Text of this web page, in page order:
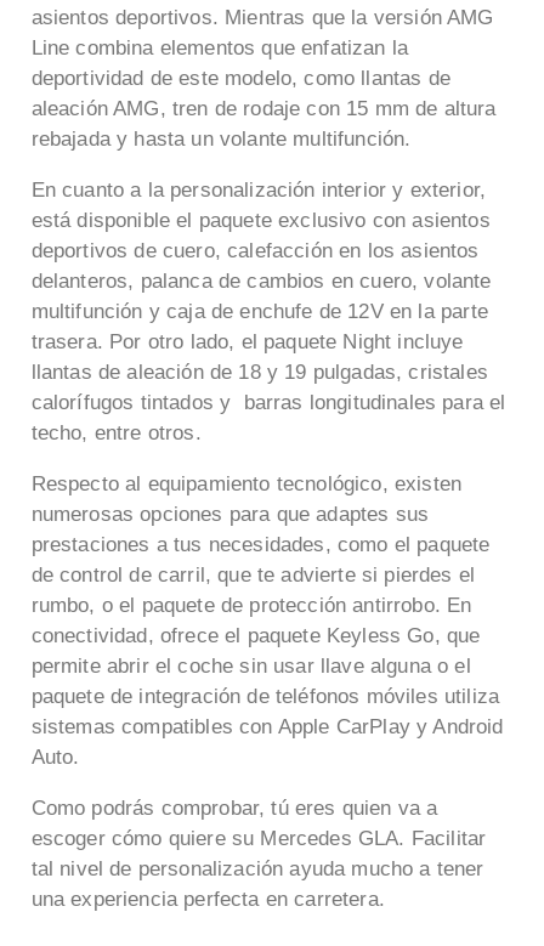
asientos deportivos. Mientras que la versión AMG
Line combina elementos que enfatizan la
deportividad de este modelo, como llantas de
aleación AMG, tren de rodaje con 15 mm de altura
rebajada y hasta un volante multifunción.
En cuanto a la personalización interior y exterior,
está disponible el paquete exclusivo con asientos
deportivos de cuero, calefacción en los asientos
delanteros, palanca de cambios en cuero, volante
multifunción ycaja de enchufe de 12V en la parte
trasera. Por otro lado, el paquete Night incluye
llantas de aleación de 18 y 19 pulgadas, cristales
calorífugos tintados y barras longitudinales para el
techo, entre otros.
Respecto al equipamiento tecnológico, existen
numerosas opciones para que adaptes sus
prestaciones a tus necesidades, como el paquete
de control de carril, que te advierte si pierdes el
rumbo, o el paquete de protección antirrobo. En
conectividad, ofrece el paquete Keyless Go, que
permite abrir el coche sin usar llave alguna o el
paquete de integración de teléfonos móviles utiliza
sistemas compatibles con Apple CarPlay y Android
Auto.
Como podrás comprobar, tú eres quien va a
escoger cómo quiere su Mercedes GLA. Facilitar
tal nivel de personalización ayuda mucho a tener
una experiencia perfecta en carretera.